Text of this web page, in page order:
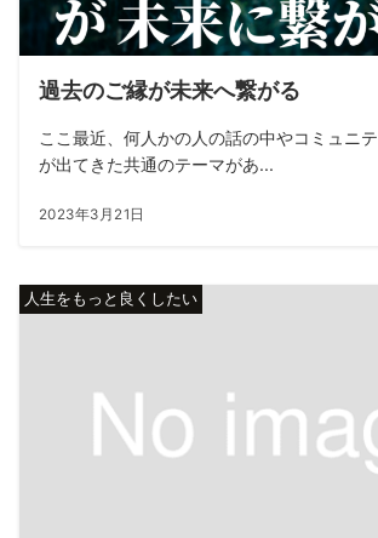
過去のご縁が未来へ繋がる
ここ最近、何人かの人の話の中やコミュニ
が出てきた共通のテーマがあ...
2023年3月21日
人生をもっと良くしたい